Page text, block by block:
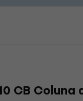
CB Coluna